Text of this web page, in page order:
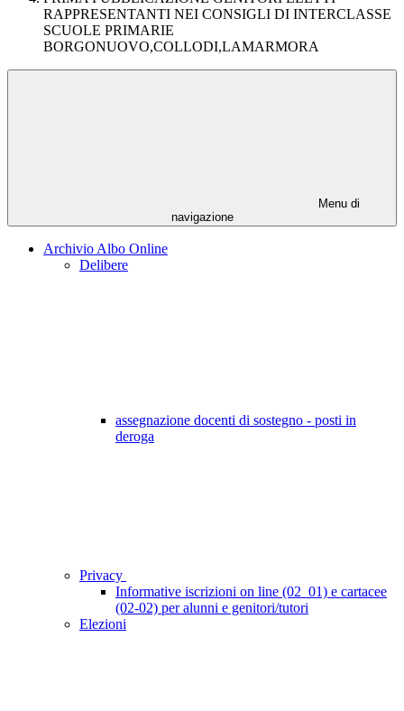
RAPPRESENTANTI NEI CONSIGLI DI INTERCLASSE
SCUOLE PRIMARIE
BORGONUOVO,COLLODI,LAMARMORA
Menu di
navigazione
Archivio Albo Online
Delibere
assegnazione docenti di sostegno - posti in
deroga
Privacy
Informative iscrizioni on line (02_01) e cartacee
(02-02) per alunni e genitori/tutori
Elezioni